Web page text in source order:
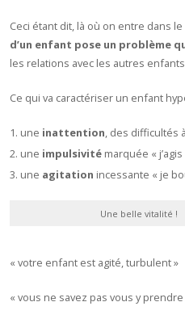
Ceci étant dit, là où on entre dans
d’un enfant pose un problème
les relations avec les autres
Ce qui va caractériser un enfant
une inattention, des difficultés
une impulsivité marquée «
une agitation incessante « je
Une belle vitalité !
« votre enfant est agité, turbulent »
« vous ne savez pas vous y prendre